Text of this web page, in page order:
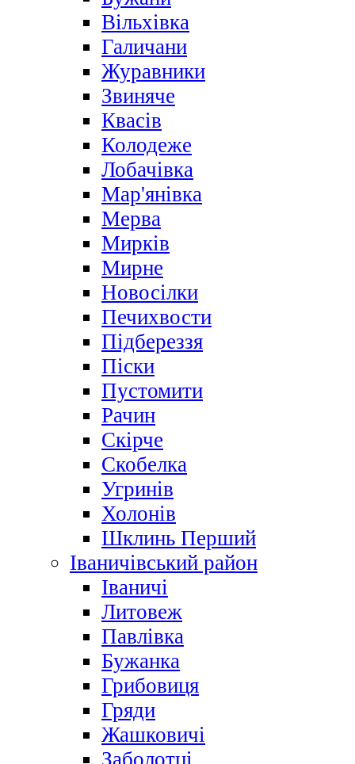
Вільхівка
Галичани
Журавники
Звиняче
Квасів
Колодеже
Лобачівка
Мар'янівка
Мерва
Мирків
Мирне
Новосілки
Печихвости
Підбереззя
Піски
Пустомити
Рачин
Скірче
Скобелка
Угринів
Холонів
Шклинь Перший
Іваничівський район
Іваничі
Литовеж
Павлівка
Бужанка
Грибовиця
Гряди
Жашковичі